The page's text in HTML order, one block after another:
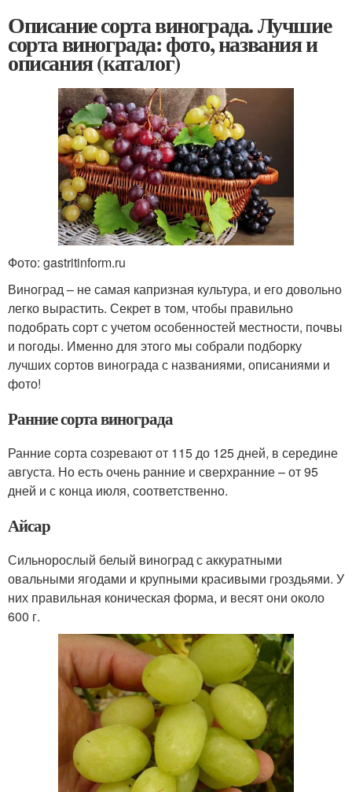
Описание сорта винограда. Лучшие
сорта винограда: фото, названия и
описания (каталог)
Фото: gastritinform.ru
Виноград – не самая капризная культура, и его довольно
легко вырастить. Секрет в том, чтобы правильно
подобрать сорт с учетом особенностей местности, почвы
и погоды. Именно для этого мы собрали подборку
лучших сортов винограда с названиями, описаниями и
фото!
Ранние сорта винограда
Ранние сорта созревают от 115 до 125 дней, в середине
августа. Но есть очень ранние и сверхранние – от 95
дней и с конца июля, соответственно.
Айсар
Сильнорослый белый виноград с аккуратными
овальными ягодами и крупными красивыми гроздьями. У
них правильная коническая форма, и весят они около
600 г.